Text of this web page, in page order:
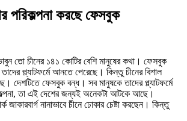
পরিকল্পনা করছে ফেসবুক
তো চীনের ১৪১ কোটির বেশি মানুষের কথা। ফেসবুক
প্ল্যাটফর্মে আনতে পেরেছে। কিন্তু চীনের বিশাল
দেশটিতে ফেসবুক বন্ধ। সব মানুষকে তাদের প্ল্যাটফর্মে
তা এই দেশের জন্যই অনেকটা আটকে আছে।
জাকারবার্গ নানাভাবে চীনে ঢোকার চেষ্টা করছেন। কিন্তু